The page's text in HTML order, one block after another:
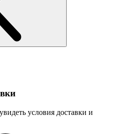
условия доставки и